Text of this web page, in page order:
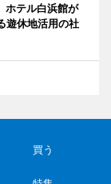
ホテル白浜館が
遊休地活用の社
買う